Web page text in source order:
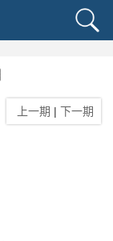
上一期 | 下一期